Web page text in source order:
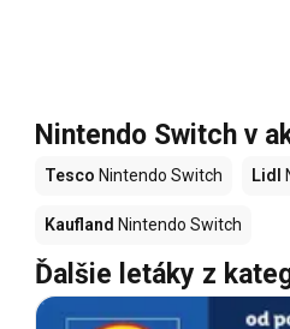
Nintendo Switch v
Tesco Nintendo Switch Lidl
Kaufland Nintendo Switch
Ďalšie letáky z